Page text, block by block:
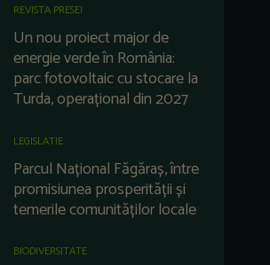
REVISTA PRESEI
Un nou proiect major de
energie verde în România:
parc fotovoltaic cu stocare la
Turda, operațional din 2027
LEGISLATIE
Parcul Național Făgăraș, între
promisiunea prosperității și
temerile comunităților locale
BIODIVERSITATE